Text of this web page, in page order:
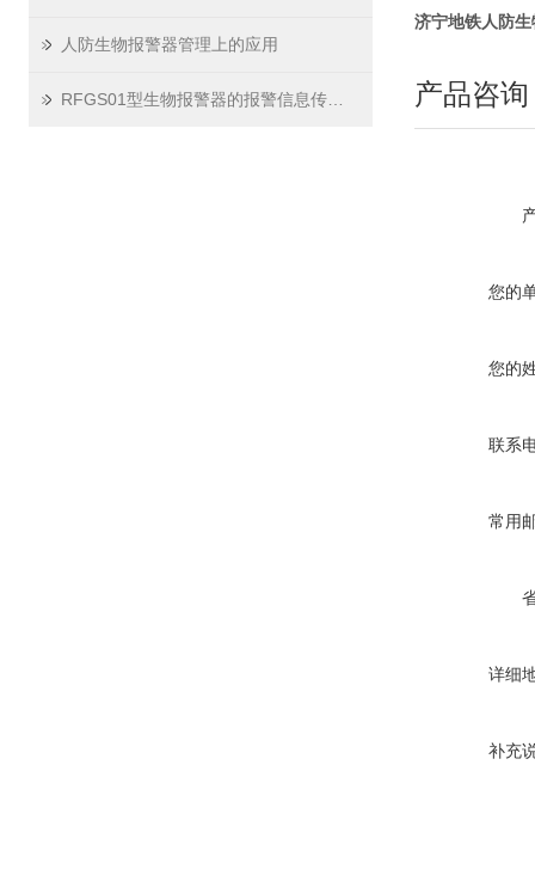
人防生物报警器管理上的应用
济宁地铁人防
产品咨询
您的
您的
联系
常用
详细
补充